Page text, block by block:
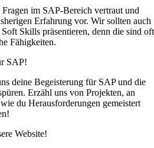
im SAP-Bereich vertraut und
Erfahrung vor. Wir sollten auch
Skills präsentieren, denn die sind oft
Fähigkeiten.
SAP!
deine Begeisterung für SAP und die
Erzähl uns von Projekten, an
du Herausforderungen gemeistert
Website!